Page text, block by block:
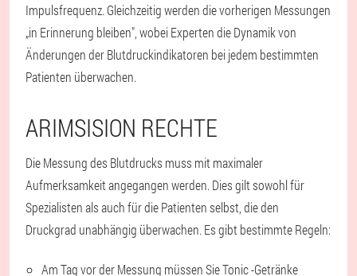
Impulsfrequenz. Gleichzeitig werden die vorherigen Messungen
„in Erinnerung bleiben", wobei Experten die Dynamik von
Änderungen der Blutdruckindikatoren bei jedem bestimmten
Patienten überwachen.
ARIMSISION RECHTE
Die Messung des Blutdrucks muss mit maximaler
Aufmerksamkeit angegangen werden. Dies gilt sowohl für
Spezialisten als auch für die Patienten selbst, die den
Druckgrad unabhängig überwachen. Es gibt bestimmte Regeln:
Am Tag vor der Messung müssen Sie Tonic -Getränke